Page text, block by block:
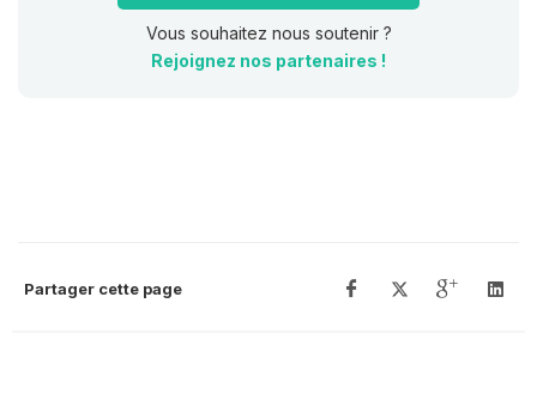
Vous souhaitez nous soutenir ?
Rejoignez nos partenaires !
Partager cette page